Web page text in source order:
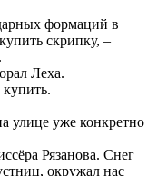
формаций в
скрипку, –
Леха.
улице уже конкретно
Рязанова. Снег
окружал нас